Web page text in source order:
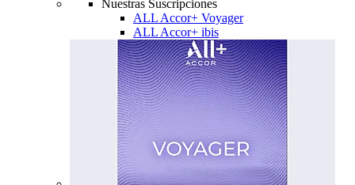
Nuestras Suscripciones
ALL Accor+ Voyager
ALL Accor+ ibis